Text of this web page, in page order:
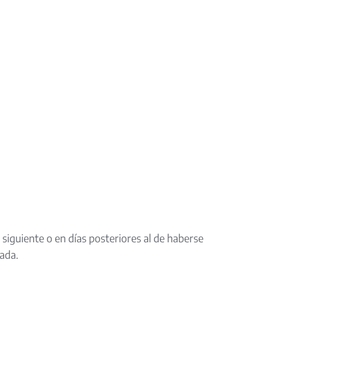
o en días posteriores al de haberse